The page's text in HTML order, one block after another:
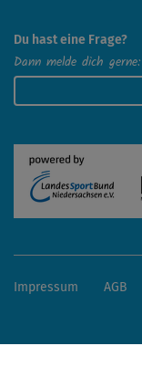
Du hast eine Frage?
Dann melde dich gerne:
Impressum AGB